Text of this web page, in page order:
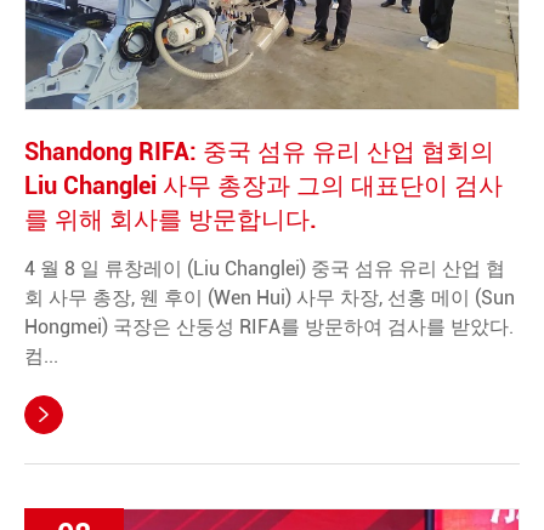
Shandong RIFA: 중국 섬유 유리 산업 협회의
Liu Changlei 사무 총장과 그의 대표단이 검사
를 위해 회사를 방문합니다.
4 월 8 일 류창레이 (Liu Changlei) 중국 섬유 유리 산업 협
회 사무 총장, 웬 후이 (Wen Hui) 사무 차장, 선홍 메이 (Sun
Hongmei) 국장은 산둥성 RIFA를 방문하여 검사를 받았다.
컴...
